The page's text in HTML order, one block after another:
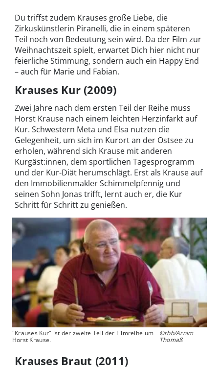
Du triffst zudem Krauses große Liebe, die
Zirkuskünstlerin Piranelli, die in einem späteren
Teil noch von Bedeutung sein wird. Da der Film zur
Weihnachtszeit spielt, erwartet Dich hier nicht nur
feierliche Stimmung, sondern auch ein Happy End
– auch für Marie und Fabian.
Krauses Kur (2009)
Zwei Jahre nach dem ersten Teil der Reihe muss
Horst Krause nach einem leichten Herzinfarkt auf
Kur. Schwestern Meta und Elsa nutzen die
Gelegenheit, um sich im Kurort an der Ostsee zu
erholen, während sich Krause mit anderen
Kurgäst:innen, dem sportlichen Tagesprogramm
und der Kur-Diät herumschlägt. Erst als Krause auf
den Immobilienmakler Schimmelpfennig und
seinen Sohn Jonas trifft, lernt auch er, die Kur
Schritt für Schritt zu genießen.
"Krauses Kur" ist der zweite Teil der Filmreihe um
Horst Krause.
©rbb/Arnim
Thomaß
Krauses Braut (2011)